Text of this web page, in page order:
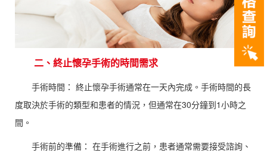
二、終止懷孕手術的時間需求
手術時間： 終止懷孕手術通常在一天內完成。手術時間的長
度取決於手術的類型和患者的情況，但通常在30分鐘到1小時之
間。
手術前的準備： 在手術進行之前，患者通常需要接受諮詢、